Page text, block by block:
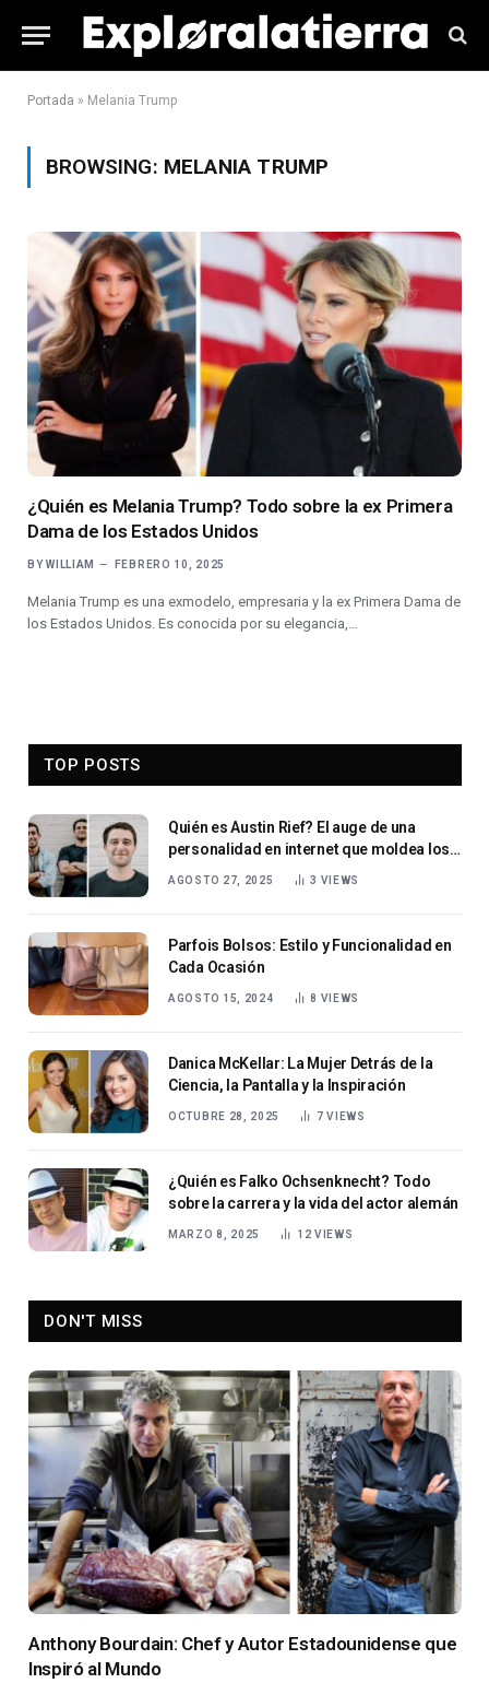
Portada » Melania Trump
BROWSING: MELANIA TRUMP
¿Quién es Melania Trump? Todo sobre la ex Primera
Dama de los Estados Unidos
BY WILLIAM FEBRERO 10, 2025
Melania Trump es una exmodelo, empresaria y la ex Primera Dama de
los Estados Unidos. Es conocida por su elegancia,…
TOP POSTS
Quién es Austin Rief? El auge de una
personalidad en internet que moldea los
medios de comunicación empresariales
AGOSTO 27, 2025 3 VIEWS
Parfois Bolsos: Estilo y Funcionalidad en
Cada Ocasión
AGOSTO 15, 2024 8 VIEWS
Danica McKellar: La Mujer Detrás de la
Ciencia, la Pantalla y la Inspiración
OCTUBRE 28, 2025 7VIEWS
¿Quién es Falko Ochsenknecht? Todo
sobre la carrera y la vida del actor alemán
MARZO 8, 2025 12 VIEWS
DON'T MISS
Anthony Bourdain: Chef y Autor Estadounidense que
Inspiró al Mundo